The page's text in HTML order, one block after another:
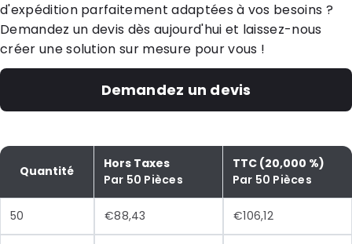
d'expédition parfaitement adaptées à vos besoins ?
Demandez un devis dès aujourd'hui et laissez-nous
créer une solution sur mesure pour vous !
Demandez un devis
Quantité
Hors Taxes
Par 50 Pièces
TTC (20,000 %)
Par 50 Pièces
50 €88,43 €106,12